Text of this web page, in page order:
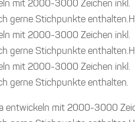
mit 2000-3000 Zeichen inkl.
gerne Stichpunkte
mit 2000-3000 Zeichen inkl.
gerne Stichpunkte
mit 2000-3000 Zeichen inkl.
gerne Stichpunkte enthalten.
entwickeln mit 2000-3000